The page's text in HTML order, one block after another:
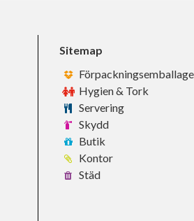
Sitemap
Förpackningsemballage
Hygien & Tork
Servering
Skydd
Butik
Kontor
Städ